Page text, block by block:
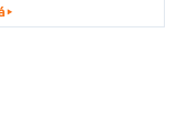
▸